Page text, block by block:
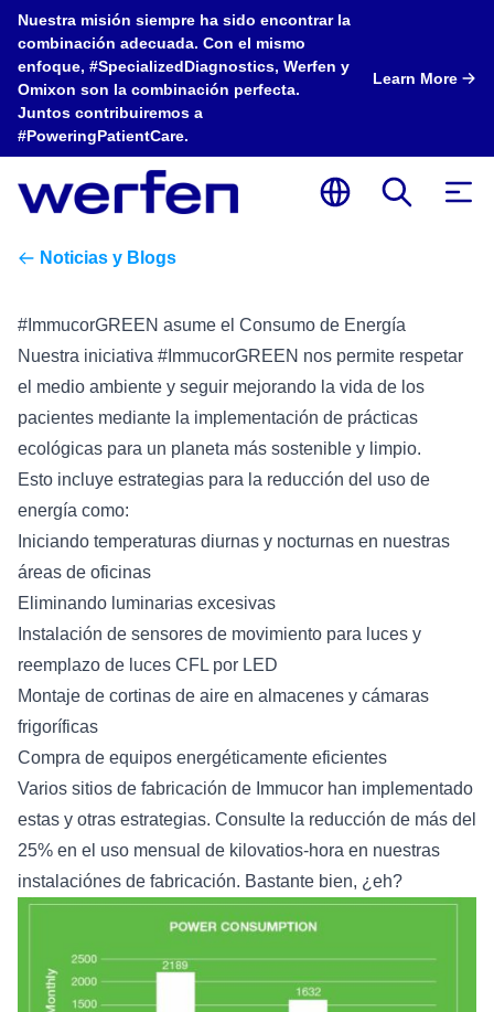
Nuestra misión siempre ha sido encontrar la
combinación adecuada. Con el mismo
enfoque, #SpecializedDiagnostics, Werfen y
Omixon son la combinación perfecta.
Juntos contribuiremos a
#PoweringPatientCare.
Learn More
Noticias y Blogs
#ImmucorGREEN asume el Consumo de Energía
Nuestra iniciativa #ImmucorGREEN nos permite respetar
el medio ambiente y seguir mejorando la vida de los
pacientes mediante la implementación de prácticas
ecológicas para un planeta más sostenible y limpio.
Esto incluye estrategias para la reducción del uso de
energía como:
Iniciando temperaturas diurnas y nocturnas en nuestras
áreas de oficinas
Eliminando luminarias excesivas
Instalación de sensores de movimiento para luces y
reemplazo de luces CFL por LED
Montaje de cortinas de aire en almacenes y cámaras
frigoríficas
Compra de equipos energéticamente eficientes
Varios sitios de fabricación de Immucor han implementado
estas y otras estrategias. Consulte la reducción de más del
25% en el uso mensual de kilovatios-hora en nuestras
instalaciónes de fabricación. Bastante bien, ¿eh?